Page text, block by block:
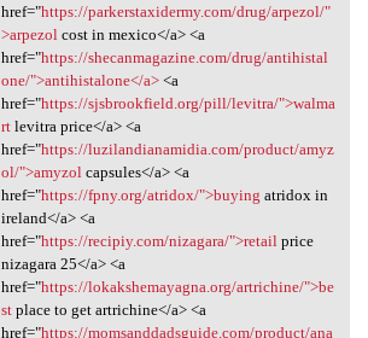
href="https://parkerstaxidermy.com/drug/arpezol/"
>arpezol cost in mexico</a> <a
href="https://shecanmagazine.com/drug/antihistal
one/">antihistalone</a><a
href="https://sjsbrookfield.org/pill/levitra/">walma
rtlevitra price</a> <a
href="https://luzilandianamidia.com/product/amyz
ol/">amyzol capsules</a> <a
href="https://fpny.org/atridox/">buying atridox in
ireland</a> <a
href="https://recipiy.com/nizagara/">retail price
nizagara 25</a> <a
href="https://lokakshemayagna.org/artrichine/">be
stplace to get artrichine</a> <a
href="https://momsanddadsguide.com/product/ana